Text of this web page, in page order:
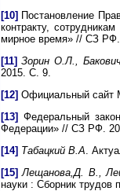
[10]Постановление
контракту,
мирное время» // СЗ
[11] Зорин О.Л.,
2015. С. 9.
[12]Официальный сайт
[13]Федеральный
Федерации» // СЗ РФ.
[14] Табацкий В.А .
[15] Лещанова,Д. В.,
науки : Сборник трудов